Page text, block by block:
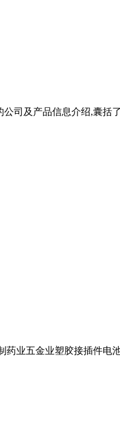
司及产品信息介绍,囊括
业五金业塑胶接插件电